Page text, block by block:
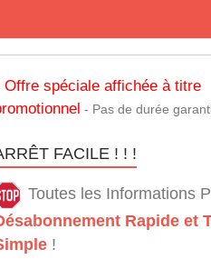
Offre spéciale affichée à titre
- Pas de durée
FACILE ! ! !
Toutes les Informations
Rapide et
!